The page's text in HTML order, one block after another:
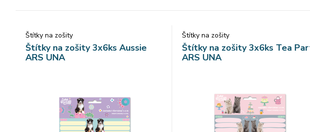
Štítky na zošity
Štítky na zošity 3x6ks Aussie
ARS UNA
Štítky na zošity
Štítky na zošity 3x6ks Tea
ARS UNA